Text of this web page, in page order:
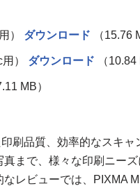
） ダウンロード （15.76
） ダウンロード （10.84
MB）
刷品質、効率的なスキ
まで、様々な印刷ニー
レビューでは、PIXMA